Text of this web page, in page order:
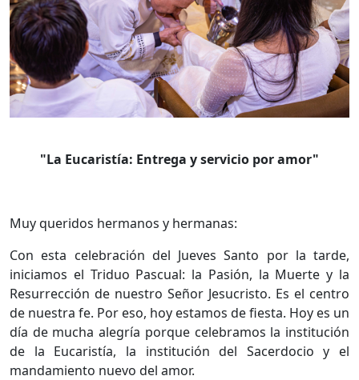
"La Eucaristía: Entrega y servicio por amor"
Muy queridos hermanos y hermanas:
Con esta celebración del Jueves Santo por la tarde,
iniciamos el Triduo Pascual: la Pasión, la Muerte y la
Resurrección de nuestro Señor Jesucristo. Es el centro
de nuestra fe. Por eso, hoy estamos de fiesta. Hoy es un
día de mucha alegría porque celebramos la institución
de la Eucaristía, la institución del Sacerdocio y el
mandamiento nuevo del amor.